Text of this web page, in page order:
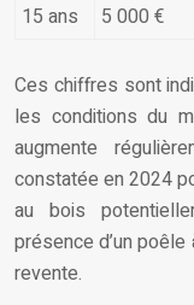
15 ans
5 000 €
Ces chiffres sont
les conditions du
augmente
constatée en 2024
au bois
présence d’un
revente.